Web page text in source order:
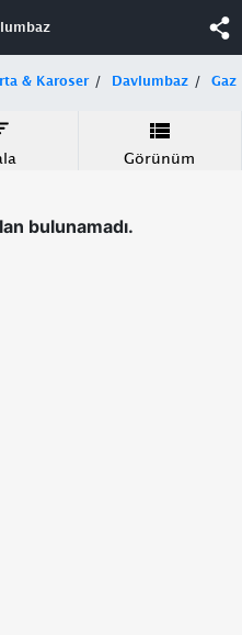
& Karoser Davlumbaz Gaz
Görünüm
bulunamadı.